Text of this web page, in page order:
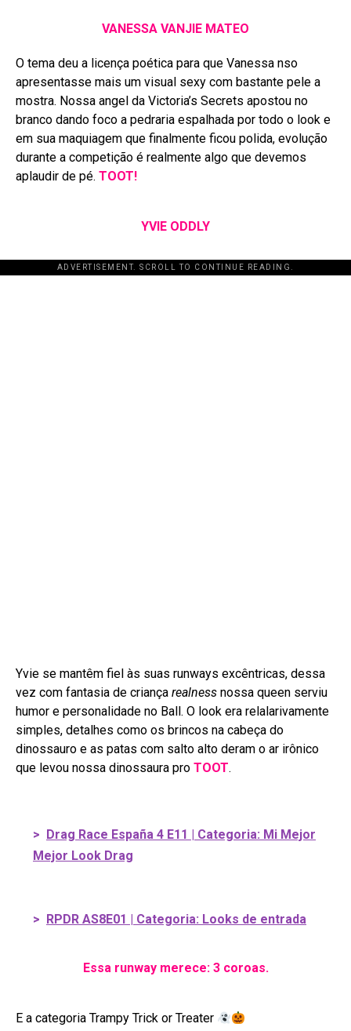
VANESSA VANJIE MATEO
O tema deu a licença poética para que Vanessa nso
apresentasse mais um visual sexy com bastante pele a
mostra. Nossa angel da Victoria’s Secrets apostou no
branco dando foco a pedraria espalhada por todo o look e
em sua maquiagem que finalmente ficou polida, evolução
durante a competição é realmente algo que devemos
aplaudir de pé. TOOT!
YVIE ODDLY
ADVERTISEMENT. SCROLL TO CONTINUE READING.
Yvie se mantêm fiel às suas runways excêntricas, dessa
vez com fantasia de criança realness nossa queen serviu
humor e personalidade no Ball. O look era relalarivamente
simples, detalhes como os brincos na cabeça do
dinossauro e as patas com salto alto deram o ar irônico
que levou nossa dinossaura pro TOOT.
> Drag Race España 4 E11 | Categoria: Mi Mejor
Mejor Look Drag
> RPDR AS8E01 | Categoria: Looks de entrada
Essa runway merece: 3 coroas.
E a categoria Trampy Trick or Treater